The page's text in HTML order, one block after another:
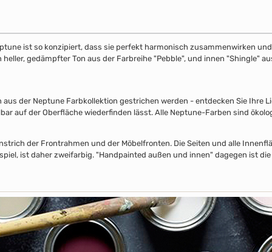
ist so konzipiert, dass sie perfekt harmonisch zusammenwirken
gedämpfter Ton aus der Farbreihe "Pebble", und innen "Shingle"
der Neptune Farbkollektion gestrichen werden - entdecken Sie Ihre
auf der Oberfläche wiederfinden lässt. Alle Neptune-Farben sind
der Frontrahmen und der Möbelfronten. Die Seiten und alle
ist daher zweifarbig. "Handpainted außen und innen" dagegen ist